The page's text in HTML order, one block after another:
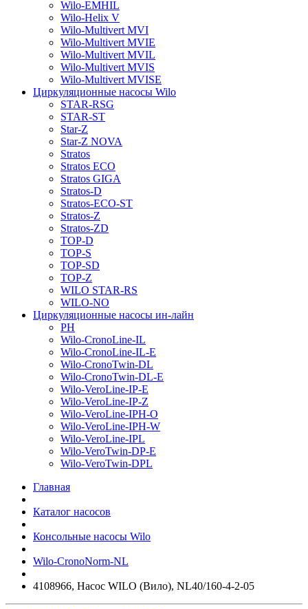
Wilo-EMHIL
Wilo-Helix V
Wilo-Multivert MVI
Wilo-Multivert MVIE
Wilo-Multivert MVIL
Wilo-Multivert MVIS
Wilo-Multivert MVISE
Циркуляционные насосы Wilo
STAR-RSG
STAR-ST
Star-Z
Star-Z NOVA
Stratos
Stratos ECO
Stratos GIGA
Stratos-D
Stratos-ECO-ST
Stratos-Z
Stratos-ZD
TOP-D
TOP-S
TOP-SD
TOP-Z
WILO STAR-RS
WILO-NO
Циркуляционные насосы ин-лайн
PH
Wilo-CronoLine-IL
Wilo-CronoLine-IL-E
Wilo-CronoTwin-DL
Wilo-CronoTwin-DL-E
Wilo-VeroLine-IP-E
Wilo-VeroLine-IP-Z
Wilo-VeroLine-IPH-O
Wilo-VeroLine-IPH-W
Wilo-VeroLine-IPL
Wilo-VeroTwin-DP-E
Wilo-VeroTwin-DPL
Главная
Каталог насосов
Консольные насосы Wilo
Wilo-CronoNorm-NL
4108966, Насос WILO (Вило), NL40/160-4-2-05